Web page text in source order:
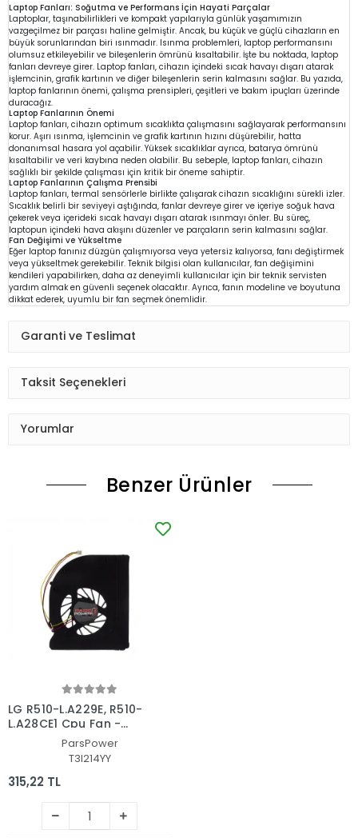
Laptop Fanları: Soğutma ve Performans İçin Hayati Parçalar
Laptoplar, taşınabilirlikleri ve kompakt yapılarıyla günlük yaşamımızın
vazgeçilmez bir parçası haline gelmiştir. Ancak, bu küçük ve güçlü cihazların en
büyük sorunlarından biri ısınmadır. Isınma problemleri, laptop performansını
olumsuz etkileyebilir ve bileşenlerin ömrünü kısaltabilir. İşte bu noktada, laptop
fanları devreye girer. Laptop fanları, cihazın içindeki sıcak havayı dışarı atarak
işlemcinin, grafik kartının ve diğer bileşenlerin serin kalmasını sağlar. Bu yazıda,
laptop fanlarının önemi, çalışma prensipleri, çeşitleri ve bakım ipuçları üzerinde
duracağız.
Laptop Fanlarının Önemi
Laptop fanları, cihazın optimum sıcaklıkta çalışmasını sağlayarak performansını
korur. Aşırı ısınma, işlemcinin ve grafik kartının hızını düşürebilir, hatta
donanımsal hasara yol açabilir. Yüksek sıcaklıklar ayrıca, batarya ömrünü
kısaltabilir ve veri kaybına neden olabilir. Bu sebeple, laptop fanları, cihazın
sağlıklı bir şekilde çalışması için kritik bir öneme sahiptir.
Laptop Fanlarının Çalışma Prensibi
Laptop fanları, termal sensörlerle birlikte çalışarak cihazın sıcaklığını sürekli izler.
Sıcaklık belirli bir seviyeyi aştığında, fanlar devreye girer ve içeriye soğuk hava
çekerek veya içerideki sıcak havayı dışarı atarak ısınmayı önler. Bu süreç,
laptopun içindeki hava akışını düzenler ve parçaların serin kalmasını sağlar.
Fan Değişimi ve Yükseltme
Eğer laptop fanınız düzgün çalışmıyorsa veya yetersiz kalıyorsa, fanı değiştirmek
veya yükseltmek gerekebilir. Teknik bilgisi olan kullanıcılar, fan değişimini
kendileri yapabilirken, daha az deneyimli kullanıcılar için bir teknik servisten
yardım almak en güvenli seçenek olacaktır. Ayrıca, fanın modeline ve boyutuna
dikkat ederek, uyumlu bir fan seçmek önemlidir.
Garanti ve Teslimat
Taksit Seçenekleri
Yorumlar
Benzer Ürünler
LG R510-L.A229E, R510-
L.A28CE1 Cpu Fan -
İşlemci FanıParsPower
T3I214YY
315,22 TL